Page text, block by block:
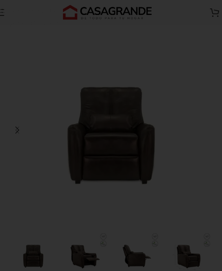
Skip to navigation
Skip to main content
Muebles accesorios Sillones reclinables